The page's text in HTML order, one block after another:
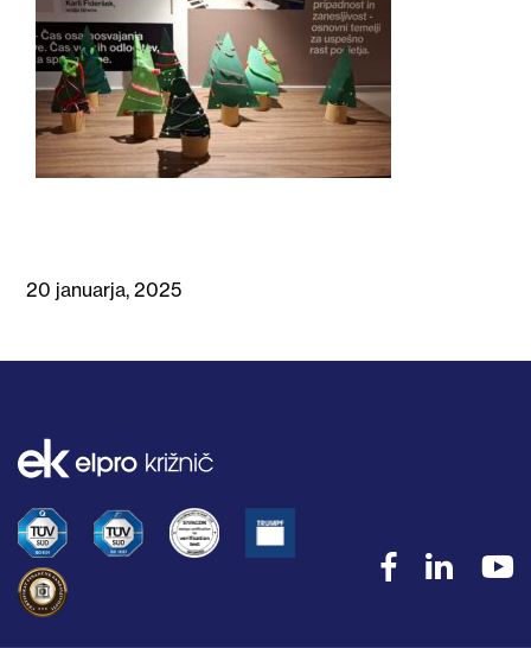
20 januarja, 2025